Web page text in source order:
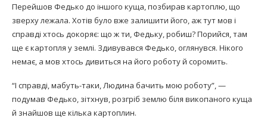
Перейшов Федько до іншого куща, позбирав картоплю, що
зверху лежала. Хотів було вже залишити його, аж тут мов і
справді хтось докоряє: що ж ти, Федьку, робиш? Порийся, там
ще є картопля у землі. Здивувався Федько, оглянувся. Нікого
немає, а мов хтось дивиться на його роботу й соромить.
“І справді, мабуть-таки, Людина бачить мою роботу”, —
подумав Федько, зітхнув, розгріб землю біля викопаного куща
й знайшов ще кілька картоплин.